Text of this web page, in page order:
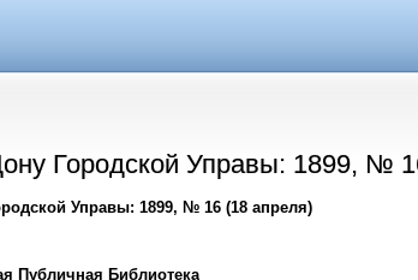
Городской Управы: 1899, №
Управы: 1899, № 16 (18 апреля)
Публичная Библиотека